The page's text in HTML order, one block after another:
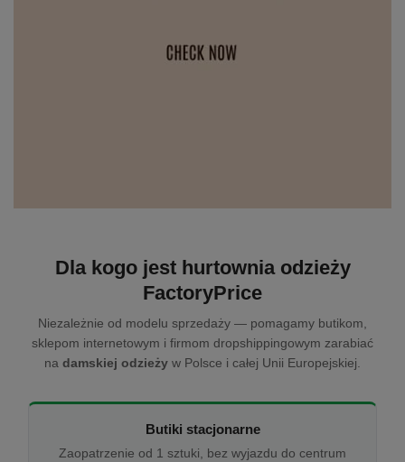
Dla kogo jest hurtownia odzieży
FactoryPrice
Niezależnie od modelu sprzedaży — pomagamy butikom,
sklepom internetowym i firmom dropshippingowym zarabiać
na damskiej odzieży w Polsce i całej Unii Europejskiej.
Butiki stacjonarne
Zaopatrzenie od 1 sztuki, bez wyjazdu do centrum